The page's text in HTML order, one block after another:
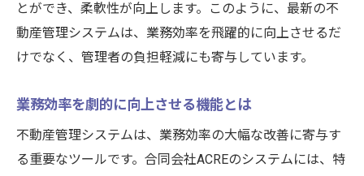
とができ、柔軟性が向上します。このように、最新の不
動産管理システムは、業務効率を飛躍的に向上させるだ
けでなく、管理者の負担軽減にも寄与しています。
業務効率を劇的に向上させる機能とは
不動産管理システムは、業務効率の大幅な改善に寄与す
る重要なツールです。合同会社ACREのシステムには、特